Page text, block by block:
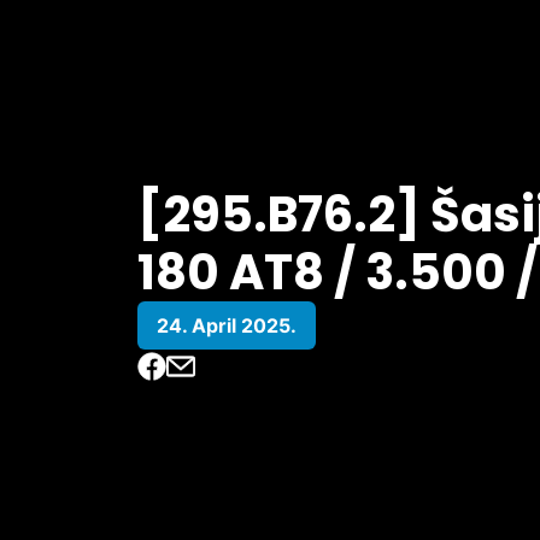
[295.B76.2]
180 AT8 / 3.500 /
24. April 2025.